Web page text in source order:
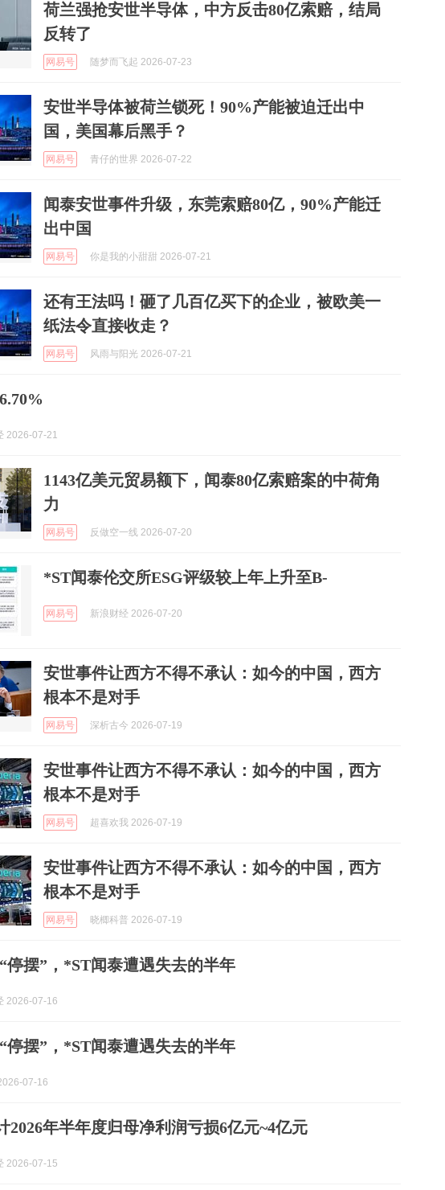
荷兰强抢安世半导体，中方反击80亿索赔，结局
反转了
网易号 随梦而飞起 2026-07-23
安世半导体被荷兰锁死！90%产能被迫迁出中
国，美国幕后黑手？
网易号 青仔的世界 2026-07-22
闻泰安世事件升级，东莞索赔80亿，90%产能迁
出中国
网易号 你是我的小甜甜 2026-07-21
还有王法吗！砸了几百亿买下的企业，被欧美一
纸法令直接收走？
网易号 风雨与阳光 2026-07-21
2026-07-21
1143亿美元贸易额下，闻泰80亿索赔案的中荷角
力
网易号 反做空一线 2026-07-20
*ST闻泰伦交所ESG评级较上年上升至B-
网易号 新浪财经 2026-07-20
安世事件让西方不得不承认：如今的中国，西方
根本不是对手
网易号 深析古今 2026-07-19
安世事件让西方不得不承认：如今的中国，西方
根本不是对手
网易号 超喜欢我 2026-07-19
安世事件让西方不得不承认：如今的中国，西方
根本不是对手
网易号 晓楖科普 2026-07-19
停摆”，*ST闻泰遭遇失去的半年
2026-07-16
停摆”，*ST闻泰遭遇失去的半年
07-16
2026年半年度归母净利润亏损6亿元~4亿元
2026-07-15